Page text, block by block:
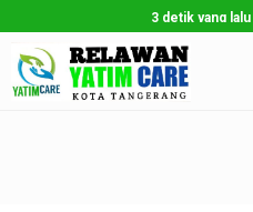
3 detik yang lalu/